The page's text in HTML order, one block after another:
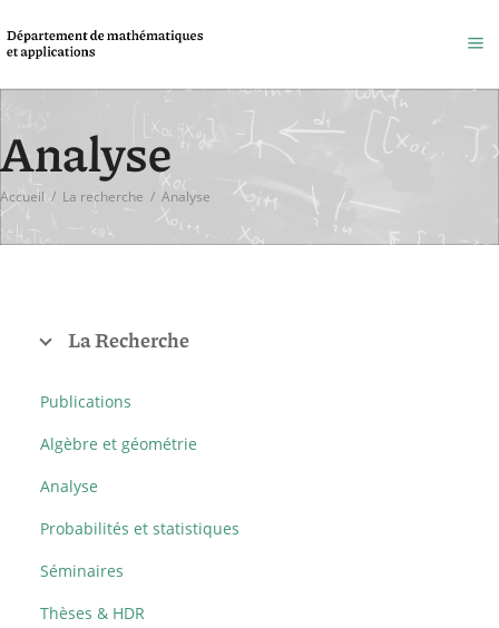
Analyse
Accueil / La recherche / Analyse
La Recherche
Publications
Algèbre et géométrie
Analyse
Probabilités et statistiques
Séminaires
Thèses & HDR